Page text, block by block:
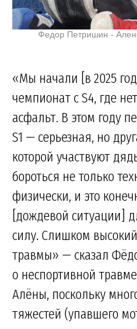
Федор Петришин -
«Мы начали [в 2025
чемпионат с S4, где
асфальт. В этом году
S1 — серьезная, но
которой участвуют
бороться не только
физически, и это
[дождевой ситуации]
силу. Слишком
травмы» — сказал
о неспортивной
Алёны, поскольку
тяжестей (упавшего